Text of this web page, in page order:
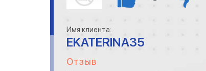
Имя клиента:
EKATERINA35
Отзыв